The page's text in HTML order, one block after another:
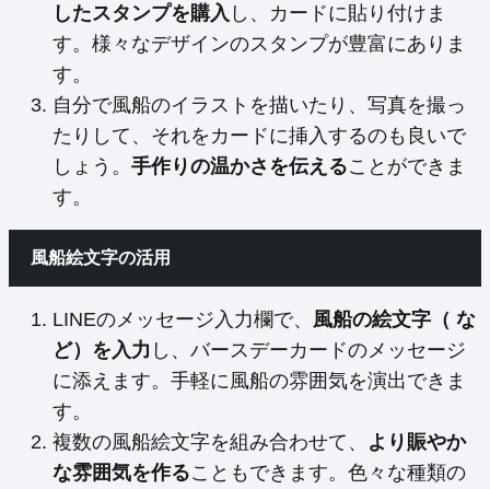
したスタンプを購入 し、カードに貼り付けま
す。様々なデザインのスタンプが豊富にありま
す。
自分で風船のイラストを描いたり、写真を撮っ
たりして、それをカードに挿入するのも良いで
しょう。 手作りの温かさを伝えることができま
す。
風船絵文字の活用
LINEのメッセージ入力欄で、 風船の絵文字（ な
ど）を入力 し、バースデーカードのメッセージ
に添えます。手軽に風船の雰囲気を演出できま
す。
複数の風船絵文字を組み合わせて、 より賑やか
な雰囲気を作ることもできます。色々な種類の